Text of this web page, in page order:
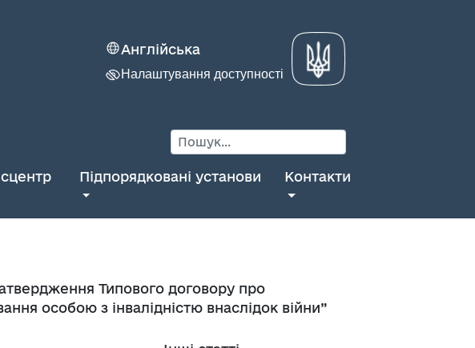
Англійська
Налаштування доступності
Підпорядковані установи Контакти
Типового договору про
особою з інвалідністю внаслідок війни”